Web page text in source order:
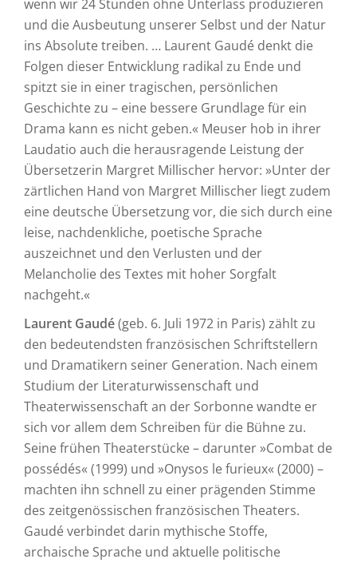
wenn wir 24 Stunden ohne Unterlass produzieren
und die Ausbeutung unserer Selbst und der Natur
ins Absolute treiben. … Laurent Gaudé denkt die
Folgen dieser Entwicklung radikal zu Ende und
spitzt sie in einer tragischen, persönlichen
Geschichte zu – eine bessere Grundlage für ein
Drama kann es nicht geben.« Meuser hob in ihrer
Laudatio auch die herausragende Leistung der
Übersetzerin Margret Millischer hervor: »Unter der
zärtlichen Hand von Margret Millischer liegt zudem
eine deutsche Übersetzung vor, die sich durch eine
leise, nachdenkliche, poetische Sprache
auszeichnet und den Verlusten und der
Melancholie des Textes mit hoher Sorgfalt
nachgeht.«
Laurent Gaudé(geb. 6. Juli 1972 in Paris) zählt zu
den bedeutendsten französischen Schriftstellern
und Dramatikern seiner Generation. Nach einem
Studium der Literaturwissenschaft und
Theaterwissenschaft an der Sorbonne wandte er
sich vor allem dem Schreiben für die Bühne zu.
Seine frühen Theaterstücke – darunter »Combat de
possédés« (1999) und »Onysos le furieux« (2000) –
machten ihn schnell zu einer prägenden Stimme
des zeitgenössischen französischen Theaters.
Gaudé verbindet darin mythische Stoffe,
archaische Sprache und aktuelle politische